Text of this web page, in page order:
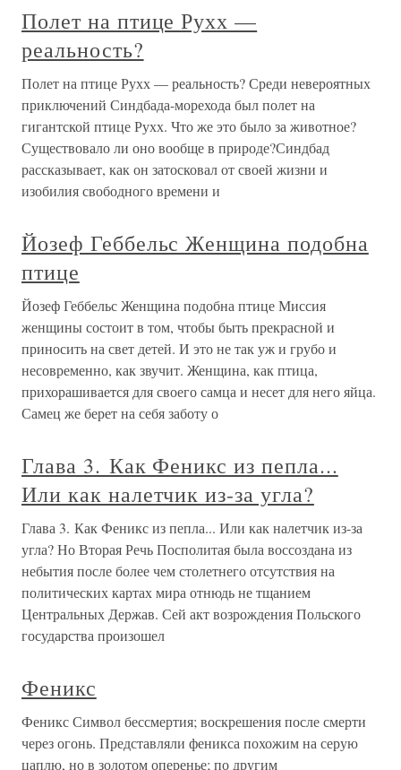
Полет на птице Рухх —
реальность?
Полет на птице Рухх — реальность? Среди невероятных
приключений Синдбада-морехода был полет на
гигантской птице Рухх. Что же это было за животное?
Существовало ли оно вообще в природе?Синдбад
рассказывает, как он затосковал от своей жизни и
изобилия свободного времени и
Йозеф Геббельс Женщина подобна
птице
Йозеф Геббельс Женщина подобна птице Миссия
женщины состоит в том, чтобы быть прекрасной и
приносить на свет детей. И это не так уж и грубо и
несовременно, как звучит. Женщина, как птица,
прихорашивается для своего самца и несет для него яйца.
Самец же берет на себя заботу о
Глава 3. Как Феникс из пепла...
Или как налетчик из-за угла?
Глава 3. Как Феникс из пепла... Или как налетчик из-за
угла? Но Вторая Речь Посполитая была воссоздана из
небытия после более чем столетнего отсутствия на
политических картах мира отнюдь не тщанием
Центральных Держав. Сей акт возрождения Польского
государства произошел
Феникс
Феникс Символ бессмертия; воскрешения после смерти
через огонь. Представляли феникса похожим на серую
цаплю, но в золотом оперенье; по другим